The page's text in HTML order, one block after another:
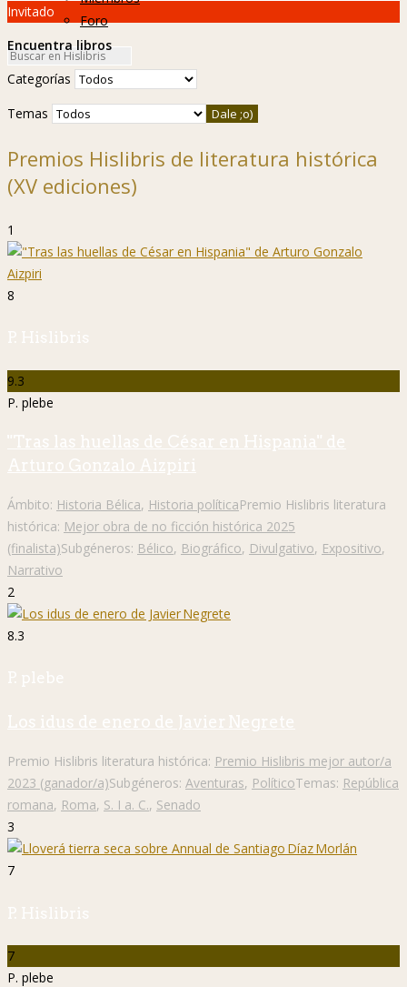
Foro
Invitado
Encuentra libros
Categorías
Temas
Premios Hislibris de literatura histórica
(XV ediciones)
1
8
P. Hislibris
9.3
P. plebe
"Tras las huellas de César en Hispania" de
Arturo Gonzalo Aizpiri
Ámbito: Historia Bélica, Historia políticaPremio Hislibris literatura
histórica: Mejor obra de no ficción histórica 2025
(finalista)Subgéneros: Bélico, Biográfico, Divulgativo, Expositivo,
Narrativo
2
8.3
P. plebe
Los idus de enero de Javier Negrete
Premio Hislibris literatura histórica: Premio Hislibris mejor autor/a
2023 (ganador/a)Subgéneros: Aventuras, PolíticoTemas: República
romana, Roma, S. I a. C., Senado
3
7
P. Hislibris
7
P. plebe